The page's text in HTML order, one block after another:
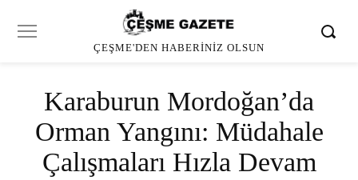
ÇEŞME'DEN HABERINIZ OLSUN
Karaburun Mordoğan’da
Orman Yangını: Müdahale
Çalışmaları Hızla Devam